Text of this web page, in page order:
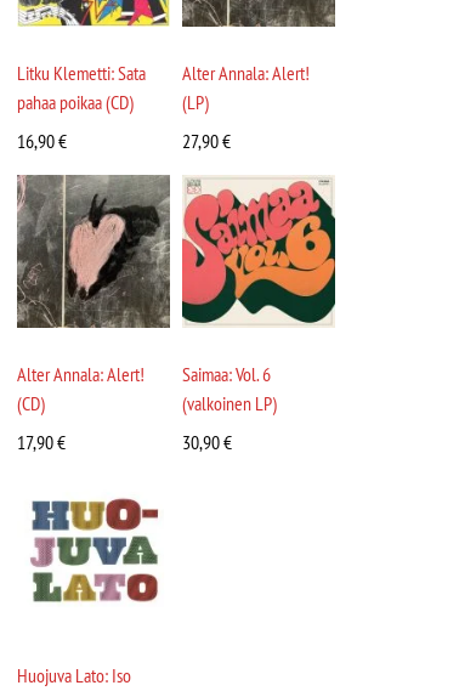
Litku Klemetti: Sata
pahaa poikaa (CD)
16,90€
Alter Annala: Alert!
(LP)
27,90€
Alter Annala: Alert!
(CD)
17,90€
Saimaa: Vol. 6
(valkoinen LP)
30,90€
Huojuva Lato: Iso